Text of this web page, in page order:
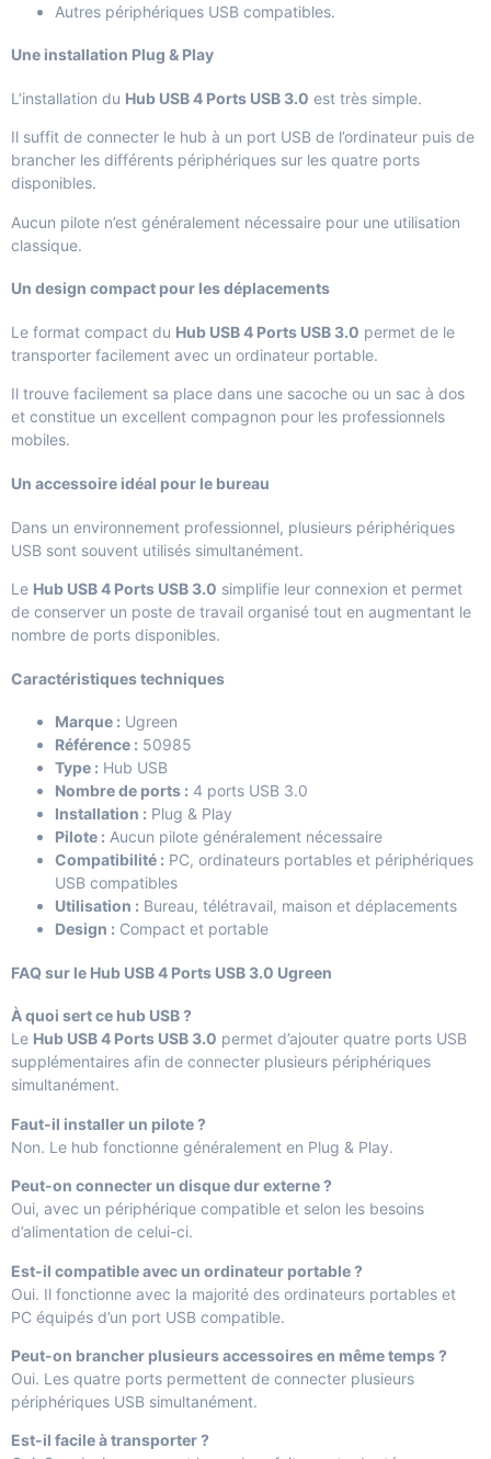
Autres périphériques USB compatibles.
Une installation Plug & Play
L’installation du Hub USB 4 Ports USB 3.0 est très simple.
Il suffit de connecter le hub à un port USB de l’ordinateur puis de
brancher les différents périphériques sur les quatre ports
disponibles.
Aucun pilote n’est généralement nécessaire pour une utilisation
classique.
Un design compact pour les déplacements
Le format compact du Hub USB 4 Ports USB 3.0 permet de le
transporter facilement avec un ordinateur portable.
Il trouve facilement sa place dans une sacoche ou un sac à dos
et constitue un excellent compagnon pour les professionnels
mobiles.
Un accessoire idéal pour le bureau
Dans un environnement professionnel, plusieurs périphériques
USB sont souvent utilisés simultanément.
Le Hub USB 4 Ports USB 3.0 simplifie leur connexion et permet
de conserver un poste de travail organisé tout en augmentant le
nombre de ports disponibles.
Caractéristiques techniques
Marque : Ugreen
Référence : 50985
Type : Hub USB
Nombre de ports : 4 ports USB 3.0
Installation : Plug & Play
Pilote : Aucun pilote généralement nécessaire
Compatibilité : PC, ordinateurs portables et périphériques
USB compatibles
Utilisation : Bureau, télétravail, maison et déplacements
Design : Compact et portable
FAQ sur le Hub USB 4 Ports USB 3.0 Ugreen
À quoi sert ce hub USB ?
Le Hub USB 4 Ports USB 3.0 permet d’ajouter quatre ports USB
supplémentaires afin de connecter plusieurs périphériques
simultanément.
Faut-il installer un pilote ?
Non. Le hub fonctionne généralement en Plug & Play.
Peut-on connecter un disque dur externe ?
Oui, avec un périphérique compatible et selon les besoins
d’alimentation de celui-ci.
Est-il compatible avec un ordinateur portable ?
Oui. Il fonctionne avec la majorité des ordinateurs portables et
PC équipés d’un port USB compatible.
Peut-on brancher plusieurs accessoires en même temps ?
Oui. Les quatre ports permettent de connecter plusieurs
périphériques USB simultanément.
Est-il facile à transporter ?